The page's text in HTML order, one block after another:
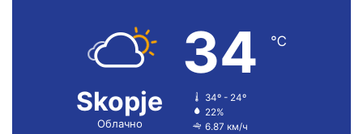
Skopje
Облачно
34 ℃
34º - 24º
22%
6.87 км/ч